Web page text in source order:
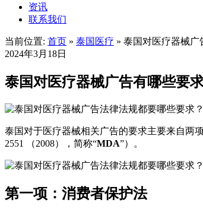
资讯
联系我们
当前位置: 首页 » 泰国医疗 » 泰国对医疗器械广
2024年3月18日
泰国对医疗器械广告有哪些要
泰国对于医疗器械相关广告的要求主要来自两
2551 （2008），简称“MDA”）。
第一项：消费者保护法